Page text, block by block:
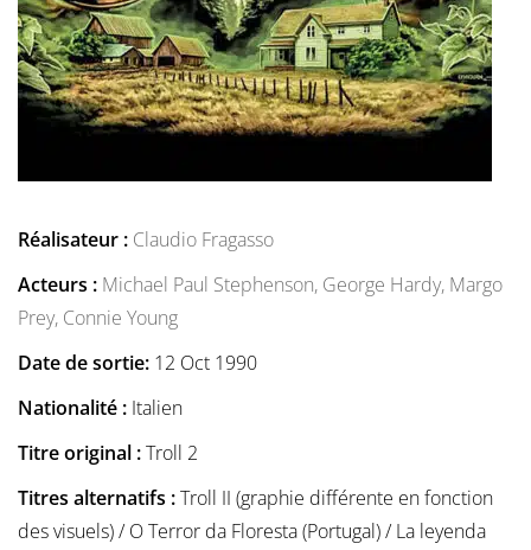
Réalisateur : Claudio Fragasso
Acteurs : Michael Paul Stephenson, George Hardy, Margo
Prey, Connie Young
Date de sortie: 12 Oct 1990
Nationalité : Italien
Titre original :Troll 2
Titres alternatifs :Troll II (graphie différente en fonction
des visuels) / O Terror da Floresta (Portugal) / La leyenda